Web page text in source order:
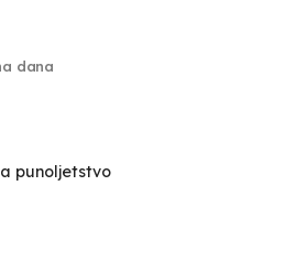
dana
punoljetstvo